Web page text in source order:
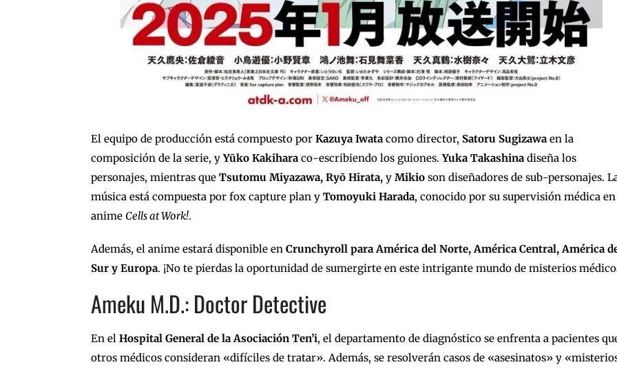
El equipo de producción está compuesto por Kazuya Iwata como director, Satoru Sugizawa en la
composición de la serie, yYūko Kakihara co-escribiendo los guiones.Yuka Takashina diseña los
personajes, mientras que Tsutomu Miyazawa, Ryō Hirata, y Mikio son diseñadores de sub-personajes.
música está compuesta por fox capture plan y Tomoyuki Harada, conocido por su supervisión médica en
anime Cells at Work!.
Además, el anime estará disponible en Crunchyroll para América del Norte, América Central, América
Sur y Europa. ¡No te pierdas la oportunidad de sumergirte en este intrigante mundo de misterios
Ameku M.D.: Doctor Detective
En el Hospital General de la Asociación Ten’i, el departamento de diagnóstico se enfrenta a pacientes
otros médicos consideran «difíciles de tratar». Además, se resolverán casos de «asesinatos» y